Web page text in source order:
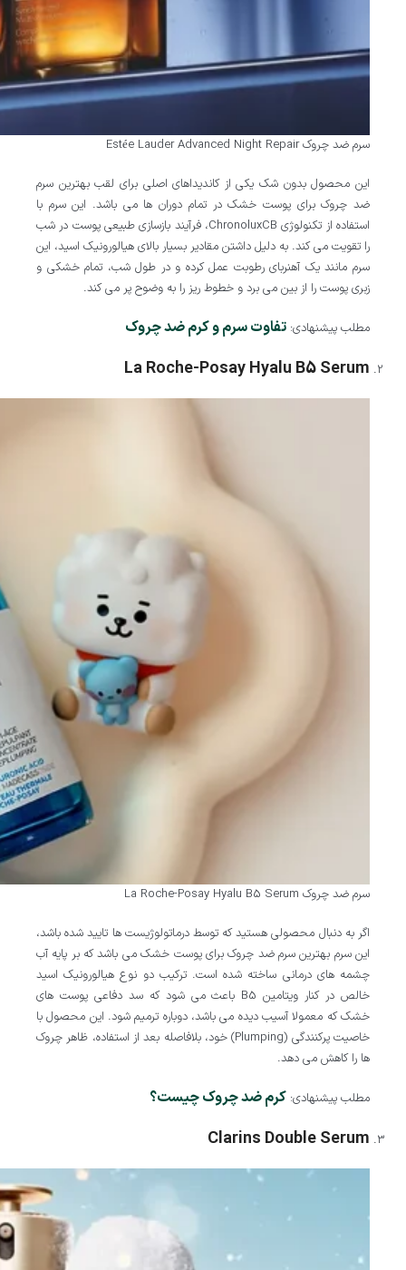
سرم ضد چروک Estée Lauder Advanced Night Repair
این محصول بدون شک یکی از کاندیداهای اصلی برای لقب بهترین سرم
ضد چروک برای پوست خشک در تمام دوران ها می باشد. این سرم با
استفاده از تکنولوژی ChronoluxCB، فرآیند بازسازی طبیعی پوست در شب
را تقویت می کند. به دلیل داشتن مقادیر بسیار بالای هیالورونیک اسید، این
سرم مانند یک آهنربای رطوبت عمل کرده و در طول شب، تمام خشکی و
زبری پوست را از بین می برد و خطوط ریز را به وضوح پر می کند.
مطلب پیشنهادی: تفاوت سرم و کرم ضد چروک
La Roche-Posay Hyalu B5 Serum
سرم ضد چروک La Roche-Posay Hyalu B5 Serum
اگر به دنبال محصولی هستید که توسط درماتولوژیست ها تایید شده باشد،
این سرم بهترین سرم ضد چروک برای پوست خشک می باشد که بر پایه آب
چشمه های درمانی ساخته شده است. ترکیب دو نوع هیالورونیک اسید
خالص در کنار ویتامین B5 باعث می شود که سد دفاعی پوست های
خشک که معمولا آسیب دیده می باشد، دوباره ترمیم شود. این محصول با
خاصیت پرکنندگی (Plumping) خود، بلافاصله بعد از استفاده، ظاهر چروک
ها را کاهش می دهد.
مطلب پیشنهادی: کرم ضد چروک چیست؟
Clarins Double Serum